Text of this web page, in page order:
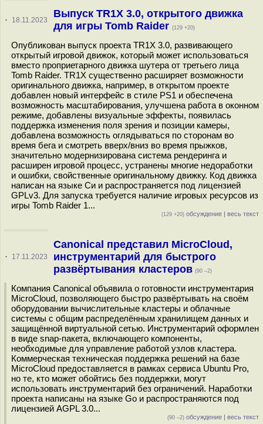
· 18.11.2023
Выпуск TR1X 3.0, открытого движка
для игры Tomb Raider (129 +20)
Опубликован выпуск проекта TR1X 3.0, развивающего
открытый игровой движок, который может использоваться
вместо проприетарного движка шутера от третьего лица
Tomb Raider. TR1X существенно расширяет возможности
оригинального движка, например, в открытом проекте
добавлен новый интерфейс в стиле PS1 и обеспечена
возможность масштабирования, улучшена работа в оконном
режиме, добавлены визуальные эффекты, появилась
поддержка изменения поля зрения и позиции камеры,
добавлена возможность оглядываться по сторонам во
время бега и смотреть вверх/вниз во время прыжков,
значительно модернизирована система рендеринга и
расширен игровой процесс, устранены многие недоработки
и ошибки, свойственные оригинальному движку. Код движка
написан на языке Си и распространяется под лицензией
GPLv3. Для запуска требуется наличие игровых ресурсов из
игры Tomb Raider 1...
(129 +20) обсуждение | весь текст
· 17.11.2023
Canonical представил MicroCloud,
инструментарий для быстрого
развёртывания кластеров (90 –2)
Компания Canonical объявила о готовности инструментария
MicroCloud, позволяющего быстро развёртывать на своём
оборудовании вычислительные кластеры и облачные
системы с общим распределённым хранилищем данных и
защищённой виртуальной сетью. Инструментарий оформлен
в виде snap-пакета, включающего компоненты,
необходимые для управление работой узлов кластера.
Коммерческая техническая поддержка решений на базе
MicroCloud предоставляется в рамках сервиса Ubuntu Pro,
но те, кто может обойтись без поддержки, могут
использовать инструментарий без ограничений. Наработки
проекта написаны на языке Go и распространяются под
лицензией AGPL 3.0...
(90 –2) обсуждение | весь текст